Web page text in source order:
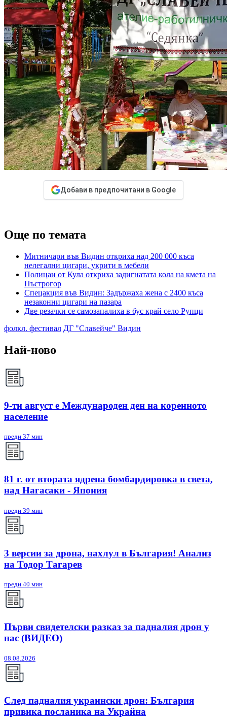
Добави в предпочитани в Google
Още по темата
Митничари във Видин откриха над 200 000 къса
нелегални цигари, укрити в мебели
Полицаи от Кула откриха задигнатата кола на кмета на
Пъстрогор
Спецакция във Видин: Задържаха жена с 2400 къса
незаконни цигари на пазара
Две резачки се самозапалиха в бус край село Рупци
фолкл. фестивал ДГ "Славейче" Видин
Най-ново
9-ти август е Международен ден на коренното
население
преди 37 мин
81 г. от втората ядрена бомбардировка в света,
над Нагасаки - Япония
преди 39 мин
3 версии за дрона, нахлул в България! Анализ
на Тодор Тагарев
преди 40 мин
Първи свидетелски разказ за падналия дрон у
нас (ВИДЕО)
08.08.2026
След падналия украински дрон: България
привика посланика на Украйна